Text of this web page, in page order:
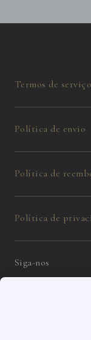
Termos de serviço
Política de envio
Política de
Política de
Siga-nos